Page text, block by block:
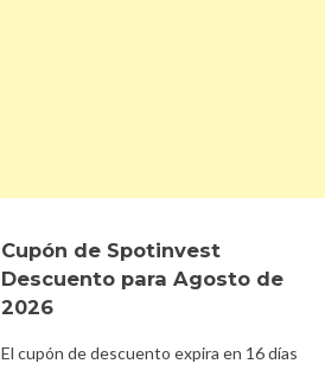
Cupón de Spotinvest
Descuento para Agosto de
2026
El cupón de descuento expira en 16 días